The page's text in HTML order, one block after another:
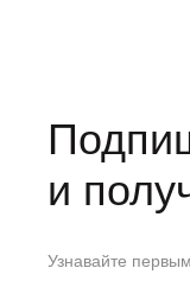
и
Узнавайте